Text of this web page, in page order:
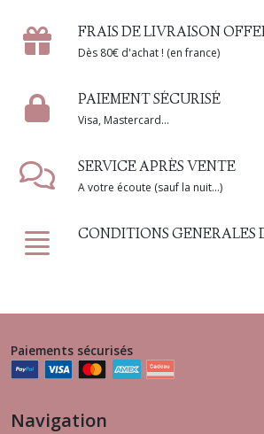
FRAIS DE LIVRAISON
Dès 80€ d'achat ! (en france)
PAIEMENT SÉCURISÉ
Visa, Mastercard...
SERVICE APRÈS VENTE
A votre écoute (sauf la nuit...)
CONDITIONS GENERALES
Paiements sécurisés
Navigation